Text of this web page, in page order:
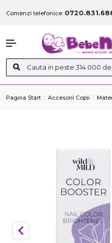
Comenzi telefonice:
Pagina Start Accesorii Copii